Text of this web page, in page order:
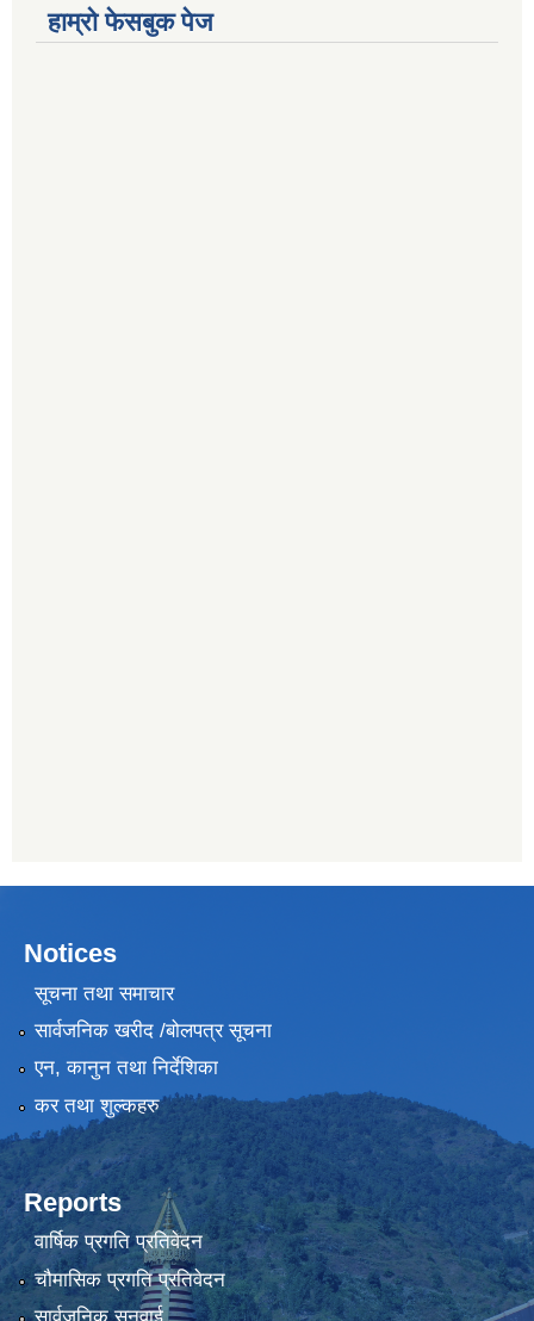
हाम्रो फेसबुक पेज
Notices
सूचना तथा समाचार
सार्वजनिक खरीद /बोलपत्र सूचना
एन, कानुन तथा निर्देशिका
कर तथा शुल्कहरु
Reports
वार्षिक प्रगति प्रतिवेदन
चौमासिक प्रगति प्रतिवेदन